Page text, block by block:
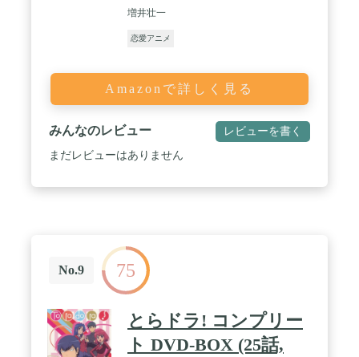
増井壮一
恋愛アニメ
Amazonで詳しく見る
みんなのレビュー レビューを書く
まだレビューはありません
No.9 75
とらドラ! コンプリー
ト DVD-BOX (25話,